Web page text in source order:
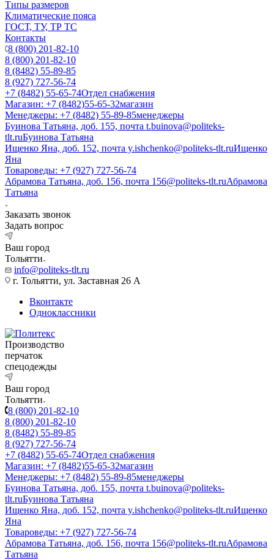
Типы размеров
Климатические пояса
ГОСТ, ТУ, ТР ТС
Контакты
8 (800) 201-82-10
8 (800) 201-82-10
8 (8482) 55-89-85
8 (927) 727-56-74
+7 (8482) 55-65-74Отдел снабжения
Магазин: +7 (8482)55-65-32магазин
Менеджеры: +7 (8482) 55-89-85менеджеры
Буинова Татьяна, доб. 155, почта t.buinova@politeks-
tlt.ruБуинова Татьяна
Ищенко Яна, доб. 152, почта y.ishchenko@politeks-tlt.ruИщенко
Яна
Товароведы: +7 (927) 727-56-74
Абрамова Татьяна, доб. 156, почта 156@politeks-tlt.ruАбрамова
Татьяна
Заказать звонок
Задать вопрос
Ваш город
Тольятти
info@politeks-tlt.ru
г. Тольятти, ул. Заставная 26 А
Вконтакте
Одноклассники
Производство
перчаток
спецодежды
Ваш город
Тольятти
8 (800) 201-82-10
8 (800) 201-82-10
8 (8482) 55-89-85
8 (927) 727-56-74
+7 (8482) 55-65-74Отдел снабжения
Магазин: +7 (8482)55-65-32магазин
Менеджеры: +7 (8482) 55-89-85менеджеры
Буинова Татьяна, доб. 155, почта t.buinova@politeks-
tlt.ruБуинова Татьяна
Ищенко Яна, доб. 152, почта y.ishchenko@politeks-tlt.ruИщенко
Яна
Товароведы: +7 (927) 727-56-74
Абрамова Татьяна, доб. 156, почта 156@politeks-tlt.ruАбрамова
Татьяна